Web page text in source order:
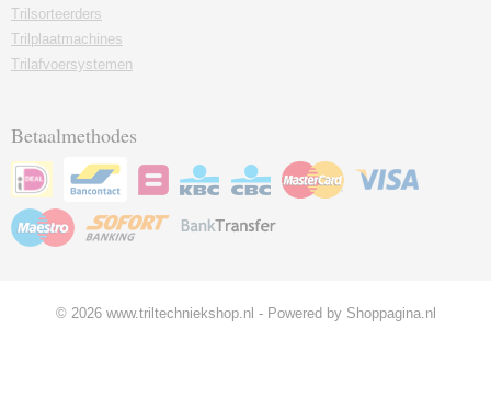
Trilsorteerders
Trilplaatmachines
Trilafvoersystemen
Betaalmethodes
© 2026 www.triltechniekshop.nl - Powered by Shoppagina.nl